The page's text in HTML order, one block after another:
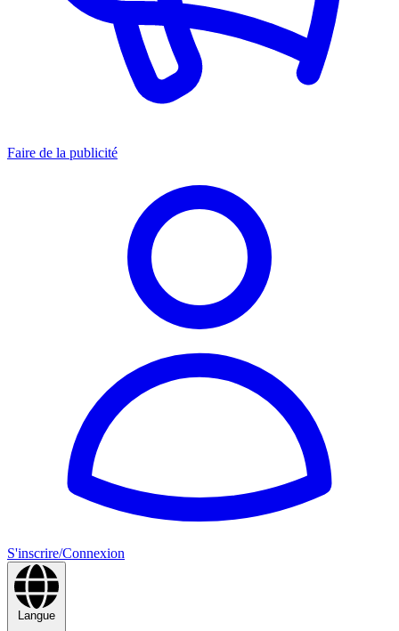
Faire de la publicité
S'inscrire/Connexion
Langue